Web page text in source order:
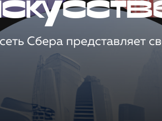
Сбера представляет